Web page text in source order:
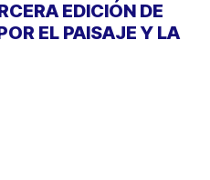
EDICIÓN DE
EL PAISAJE Y LA